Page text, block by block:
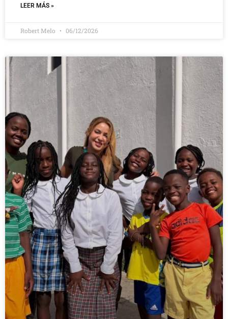
LEER MÁS »
Robert Melo 06/12/2026